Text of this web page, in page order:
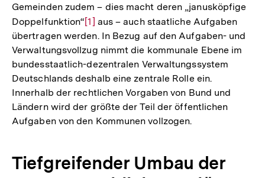
Gemeinden zudem – dies macht deren „janusköpfige
Doppelfunktion“Zur
Auflösung
der
Fußnote
[1] aus – auch staatliche Aufgaben
übertragen werden. In Bezug auf den Aufgaben- und
Verwaltungsvollzug nimmt die kommunale Ebene im
bundesstaatlich-dezentralen Verwaltungssystem
Deutschlands deshalb eine zentrale Rolle ein.
Innerhalb der rechtlichen Vorgaben von Bund und
Ländern wird der größte der Teil der öffentlichen
Aufgaben von den Kommunen vollzogen.
Tiefgreifender Umbau der